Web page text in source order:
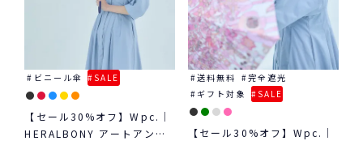
ビニール傘 SALE
【セール30%オフ】Wpc.｜
HERALBONY アートアンブ
送料無料
完全遮光
ギフト対象
SALE
【セール30%オフ】Wpc.｜